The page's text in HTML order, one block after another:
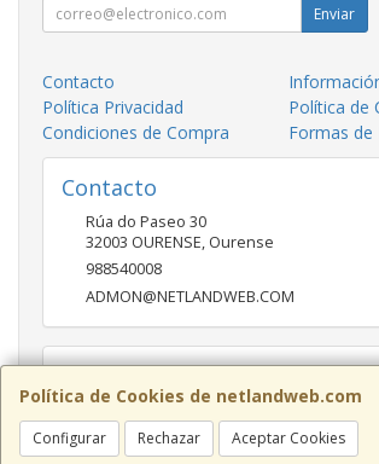
Política de Cookies de netlandweb.com
Configurar Rechazar Aceptar Cookies
Enviar
Contacto
Política Privacidad
Política de
Condiciones de Compra
Formas de
Contacto
Rúa do Paseo 30
32003 OURENSE, Ourense
988540008
ADMON@NETLANDWEB.COM
Horario